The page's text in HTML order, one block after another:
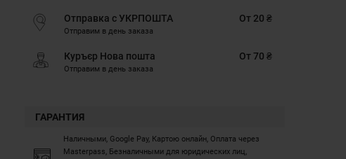
Отправка с УКРПОШТА
Отправим в день заказа
От 20 ₴
Куръєр Нова пошта
Отправим в день заказа
От 70 ₴
ГАРАНТИЯ
Наличными, Google Pay, Картою онлайн, Оплата через
Masterpass, Безналичными для юридических лиц,